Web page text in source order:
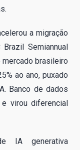
a migração
Semiannual
mercado brasileiro
ao ano, puxado
Banco de dados
virou diferencial
IA generativa